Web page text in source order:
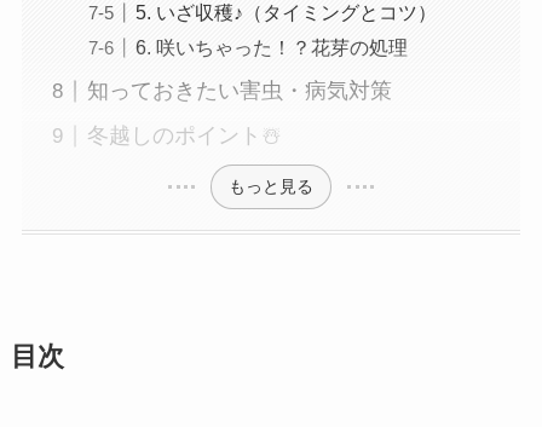
5. いざ収穫♪（タイミングとコツ）
6. 咲いちゃった！？花芽の処理
知っておきたい害虫・病気対策
冬越しのポイント☃️
もっと見る
目次